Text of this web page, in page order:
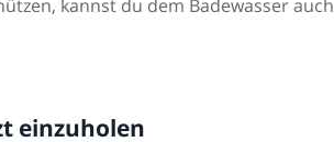
kannst du dem Badewasser auch
einzuholen